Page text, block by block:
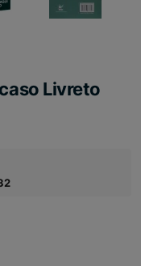
Livreto